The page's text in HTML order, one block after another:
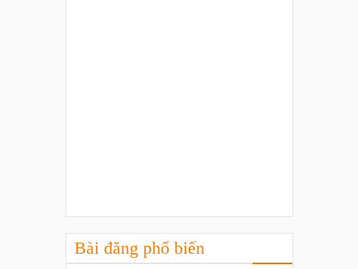
Bài đăng phổ biến